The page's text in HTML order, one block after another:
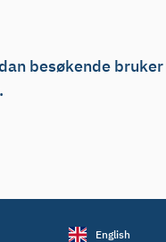
besøkende
.
English